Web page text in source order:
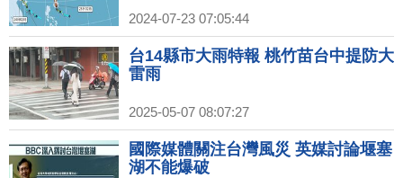
2024-07-23 07:05:44
台14縣市大雨特報 桃竹苗台中提防大
雷雨
2025-05-07 08:07:27
國際媒體關注台灣風災 英媒討論堰塞
湖不能爆破